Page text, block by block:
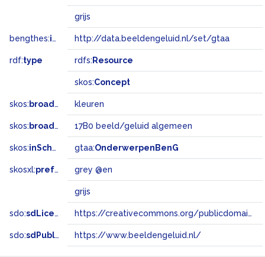
grijs
bengthes:inSet http://data.beeldengeluid.nl/set/gtaa
rdf:type rdfs: Resource
skos:Concept
skos: broader kleuren
skos: broadMatch 17B0 beeld/geluid algemeen
skos:inScheme gtaa:OnderwerpenBenG
skosxl:prefLabel grey @en
grijs
sdo:sdLicense https://creativecommons.org/publicdomain/zero/1.0/
sdo:sdPublisher https://www.beeldengeluid.nl/